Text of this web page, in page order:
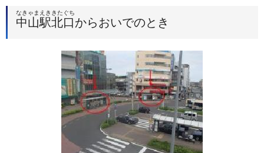
中山駅北口
なきゃまえききたぐち
からおいでのとき